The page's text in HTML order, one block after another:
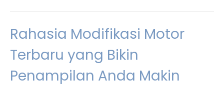
Rahasia Modifikasi Motor
Terbaru yang Bikin
Penampilan Anda Makin